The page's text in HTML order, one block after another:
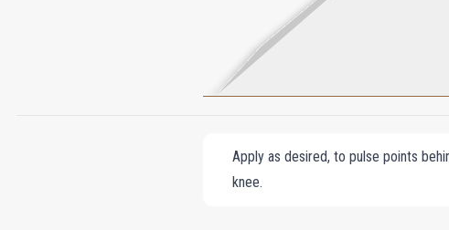
Apply as desired, to pulse points
knee.